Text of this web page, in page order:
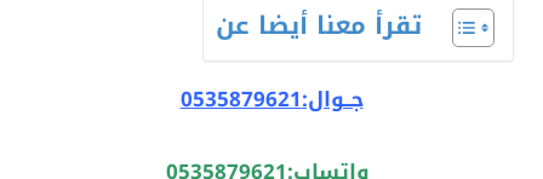
تقرأ معنا أيضا عن
جــوال:0535879621